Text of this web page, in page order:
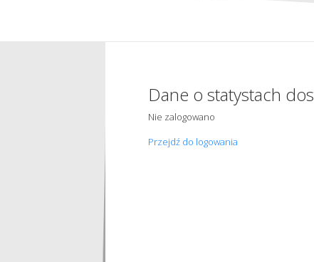
Dane o statystach
Nie zalogowano
Przejdź do logowania